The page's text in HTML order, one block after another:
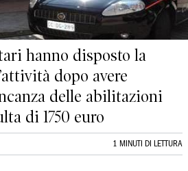
hanno disposto la
dopo avere
delle abilitazioni
di 1750 euro
1 MINUTI DI LETTURA